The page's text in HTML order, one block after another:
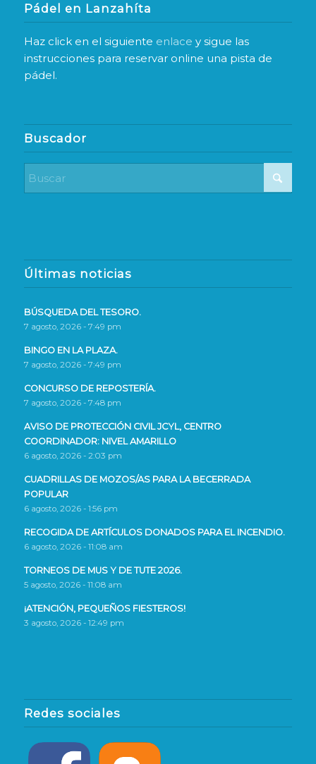
Pádel en Lanzahíta
Haz click en el siguiente enlace y sigue las
instrucciones para reservar online una pista de
pádel.
Buscador
Últimas noticias
BÚSQUEDA DEL TESORO.
7 agosto, 2026 - 7:49 pm
BINGO EN LA PLAZA.
7 agosto, 2026 - 7:49 pm
CONCURSO DE REPOSTERÍA.
7 agosto, 2026 - 7:48 pm
AVISO DE PROTECCIÓN CIVIL JCYL, CENTRO
COORDINADOR: NIVEL AMARILLO
6 agosto, 2026 - 2:03 pm
CUADRILLAS DE MOZOS/AS PARA LA BECERRADA
POPULAR
6 agosto, 2026 - 1:56 pm
RECOGIDA DE ARTÍCULOS DONADOS PARA EL INCENDIO.
6 agosto, 2026 - 11:08 am
TORNEOS DE MUS Y DE TUTE 2026.
5 agosto, 2026 - 11:08 am
¡ATENCIÓN, PEQUEÑOS FIESTEROS!
3 agosto, 2026 - 12:49 pm
Redes sociales